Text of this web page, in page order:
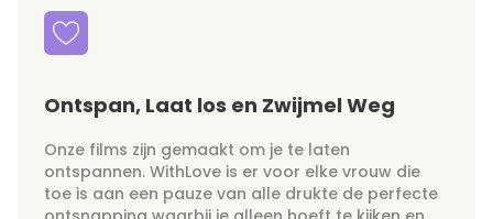
Ontspan, Laat los en Zwijmel Weg
Onze films zijn gemaakt om je te laten
ontspannen. WithLove is er voor elke vrouw die
toe is aan een pauze van alle drukte de perfecte